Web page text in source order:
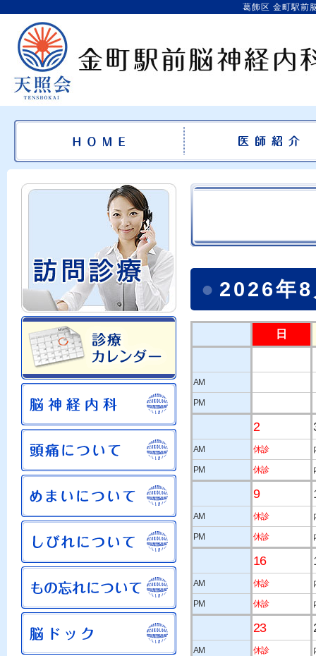
葛飾区 金町駅前
● 2026年
日
AM
PM
2
AM 休診
PM 休診
9
AM 休診
PM 休診
16
AM 休診
PM 休診
23
AM 休診